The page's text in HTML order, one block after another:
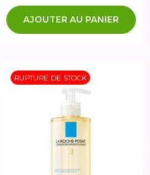
AJOUTER AU PANIER
RUPTURE DE STOCK